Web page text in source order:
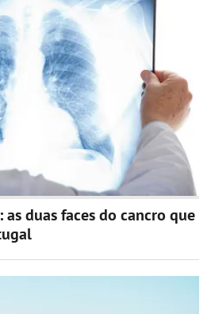
duas faces do cancro que